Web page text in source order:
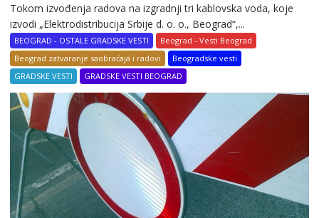
Tokom izvođenja radova na izgradnji tri kablovska voda, koje
izvodi „Elektrodistribucija Srbije d. o. o., Beograd“,...
BEOGRAD - OSTALE GRADSKE VESTI
Beograd - Vesti Beograd
Beograd zatvaranje saobraćaja i radovi
Beogradske vesti
GRADSKE VESTI
GRADSKE VESTI BEOGRAD